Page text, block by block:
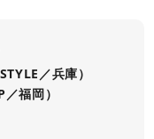
／兵庫）
福岡）